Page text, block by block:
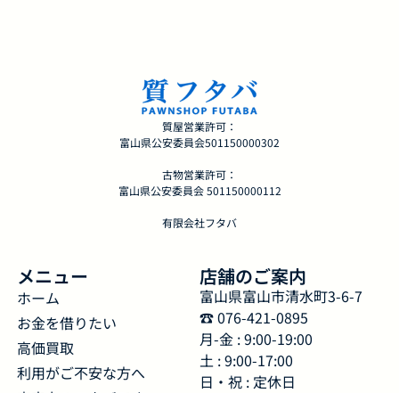
質屋営業許可：
富山県公安委員会501150000302
古物営業許可：
富山県公安委員会 501150000112
有限会社フタバ
メニュー
ホーム
お金を借りたい
高価買取
利用がご不安な方へ
店舗のご案内
富山県富山市清水町3-6-7
☎︎ 076-421-0895
月-金 : 9:00-19:00
土 : 9:00-17:00
日・祝 : 定休日